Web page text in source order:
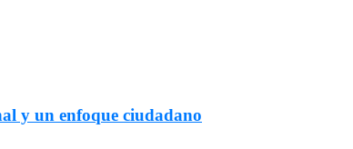
y un enfoque ciudadano